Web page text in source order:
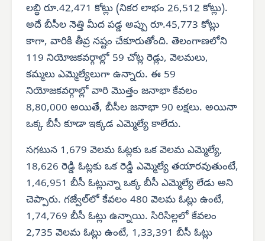
లబ్ధి రూ.42,471 కోట్లు (నికర లాభం 26,512 కోట్లు).
అదే బీసీల నెత్తి మీద పడ్డ అప్పు రూ.45,773 కోట్లు
కాగా, వారికి తీవ్ర నష్టం చేకూరుతోంది. తెలంగాణలోని
119 నియోజకవర్గాల్లో 59 చోట్ల రెడ్లు, వెలమలు,
కమ్మలు ఎమ్మెల్యేలుగా ఉన్నారు. ఈ 59
నియోజకవర్గాల్లో వారి మొత్తం జనాభా కేవలం
8,80,000 అయితే, బీసీల జనాభా 90 లక్షలు. అయినా
ఒక్క బీసీ కూడా ఇక్కడ ఎమ్మెల్యే కాలేదు.
సగటున 1,679 వెలమ ఓట్లకు ఒక వెలమ ఎమ్మెల్యే,
18,626 రెడ్డి ఓట్లకు ఒక రెడ్డి ఎమ్మెల్యే తయారవుతుంటే,
1,46,951 బీసీ ఓట్లున్నా ఒక్క బీసీ ఎమ్మెల్యే లేడు అని
చెప్పారు. గజ్వేల్‌లో కేవలం 480 వెలమ ఓట్లు ఉంటే,
1,74,769 బీసీ ఓట్లు ఉన్నాయి. సిరిసిల్లలో కేవలం
2,735 వెలమ ఓట్లు ఉంటే, 1,33,391 బీసీ ఓట్లు